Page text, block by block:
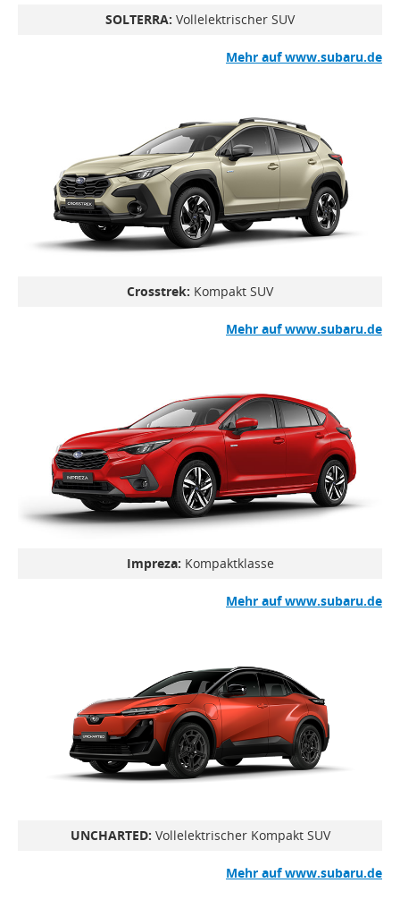
SOLTERRA: Vollelektrischer SUV
Mehr auf www.subaru.de
Crosstrek: Kompakt SUV
Mehr auf www.subaru.de
Impreza: Kompaktklasse
Mehr auf www.subaru.de
UNCHARTED: Vollelektrischer Kompakt SUV
Mehr auf www.subaru.de